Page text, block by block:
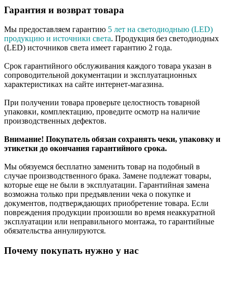
Гарантия и возврат товара
Мы предоставляем гарантию 5 лет на светодиодныю (LED)
продукцию и источники света. Продукция без светодиодных
(LED) источников света имеет гарантию 2 года.
Срок гарантийного обслуживания каждого товара указан в
сопроводительной документации и эксплуатационных
характеристиках на сайте интернет-магазина.
При получении товара проверьте целостность товарной
упаковки, комплектацию, проведите осмотр на наличие
производственных дефектов.
Внимание! Покупатель обязан сохранять чеки, упаковку и
этикетки до окончания гарантийного срока.
Мы обязуемся бесплатно заменить товар на подобный в
случае производственного брака. Замене подлежат товары,
которые еще не были в эксплуатации. Гарантийная замена
возможна только при предъявлении чека о покупке и
документов, подтверждающих приобретение товара. Если
повреждения продукции произошли во время неаккуратной
эксплуатации или неправильного монтажа, то гарантийные
обязательства аннулируются.
Почему покупать нужно у нас